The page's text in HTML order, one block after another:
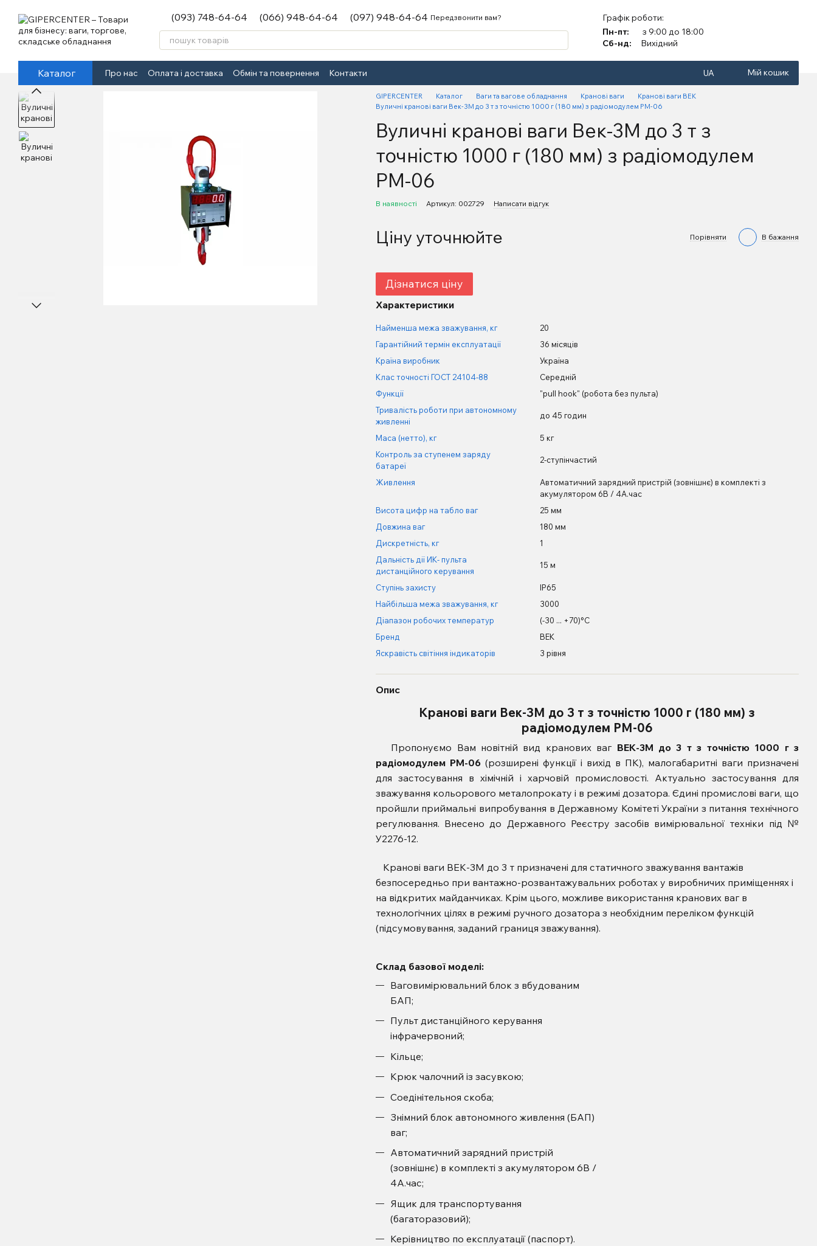
(093) 748-64-64 (066) 948-64-64 (097) 948-64-64 Передзвонити вам?
Графік роботи:
Пн-пт:
з 9:00 до 18:00
Сб-нд:
Вихідний
Каталог Про нас Оплата і доставка Обмін та повернення Контакти UA Мій кошик
GIPERCENTER Каталог Ваги та вагове обладнання Кранові ваги
Кранові ваги ВЕК
Вуличні кранові ваги Век-3М до 3 т з точністю 1000 г (180 мм) з радіомодулем РМ-06
Вуличні кранові ваги Век-3М до 3 т з
точністю 1000 г (180 мм) з радіомодулем
РМ-06
В наявності Артикул: 002729 Написати відгук
Ціну уточнюйте Порівняти В бажання
Дізнатися ціну
Характеристики
Найменша межа зважування, кг
20
Гарантійний термін експлуатації
36 місяців
Країна виробник
Україна
Клас точності ГОСТ 24104-88
Середній
Функції
"pull hook" (робота без пульта)
Тривалість роботи при автономному
живленні
до 45 годин
Маса (нетто), кг
5 кг
Контроль за ступенем заряду
батареї
2-ступінчастий
Живлення
Автоматичний зарядний пристрій (зовнішнє) в комплекті з
акумулятором 6В / 4А.час
Висота цифр на табло ваг
25 мм
Довжина ваг
180 мм
Дискретність, кг
1
Дальність дії ИК- пульта
дистанційного керування
15 м
Ступінь захисту
IP65
Найбільша межа зважування, кг
3000
Діапазон робочих температур
(-30 ... +70)°C
Бренд
ВЕК
Яскравість світіння індикаторів
3 рівня
Опис
Кранові ваги Век-3М до 3 т з точністю 1000 г (180 мм) з
радіомодулем РМ-06
Пропонуємо Вам новітній вид кранових ваг ВЕК-3М до 3 т з точністю 1000 г з
радіомодулем РМ-06(розширені функції і вихід в ПК), малогабаритні ваги призначені
для застосування в хімічній і харчовій промисловості. Актуально застосування для
зважування кольорового металопрокату і в режимі дозатора. Єдині промислові ваги, що
пройшли приймальні випробування в Державному Комітеті України з питання технічного
регулювання. Внесено до Державного Реєстру засобів вимірювальної техніки під №
У2276-12.
Кранові ваги ВЕК-3М до 3 т призначені для статичного зважування вантажів
безпосередньо при вантажно-розвантажувальних роботах у виробничих приміщеннях і
на відкритих майданчиках. Крім цього, можливе використання кранових ваг в
технологічних цілях в режимі ручного дозатора з необхідним переліком функцій
(підсумовування, заданий границя зважування).
Склад базової моделі:
Ваговимірювальний блок з вбудованим
БАП;
Пульт дистанційного керування
інфрачервоний;
Кільце;
Крюк чалочний із засувкою;
Соедінітельноя скоба;
Знімний блок автономного живлення (БАП)
ваг;
Автоматичний зарядний пристрій
(зовнішнє) в комплекті з акумулятором 6В /
4А.час;
Ящик для транспортування
(багаторазовий);
Керівництво по експлуатації (паспорт).